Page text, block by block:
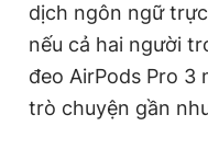
dịch ngôn ngữ
nếu cả hai người
đeo AirPods Pro 3
trò chuyện gần